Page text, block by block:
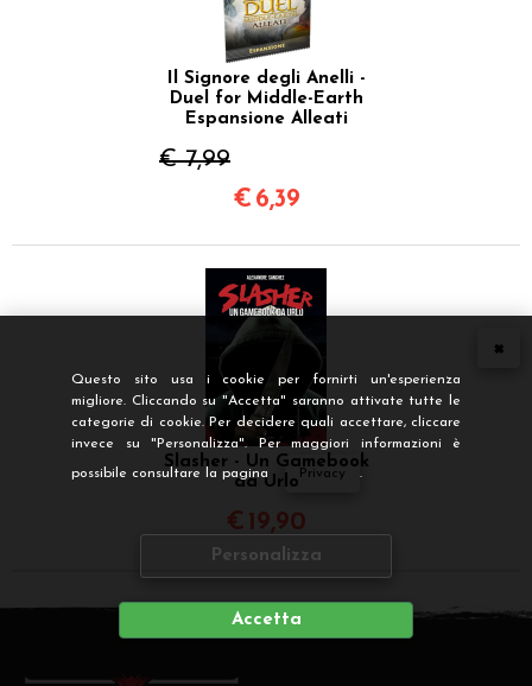
Questo sito usa i cookie per fornirti un'esperienza
migliore. Cliccando su "Accetta" saranno attivate tutte le
categorie di cookie. Per decidere quali accettare, cliccare
invece su "Personalizza". Per maggiori informazioni è
possibile consultare la pagina Privacy .
Personalizza
Accetta
Il Signore degli Anelli -
Duel for Middle-Earth
Espansione Alleati
€ 7,99
€ 6,39
Slasher - Un Gamebook
da Urlo
€ 19,90